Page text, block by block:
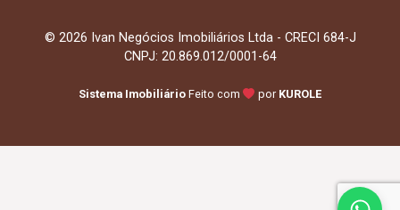
© 2026 Ivan Negócios Imobiliários Ltda - CRECI 684-J
CNPJ: 20.869.012/0001-64
Sistema Imobiliário Feito com por KUROLE